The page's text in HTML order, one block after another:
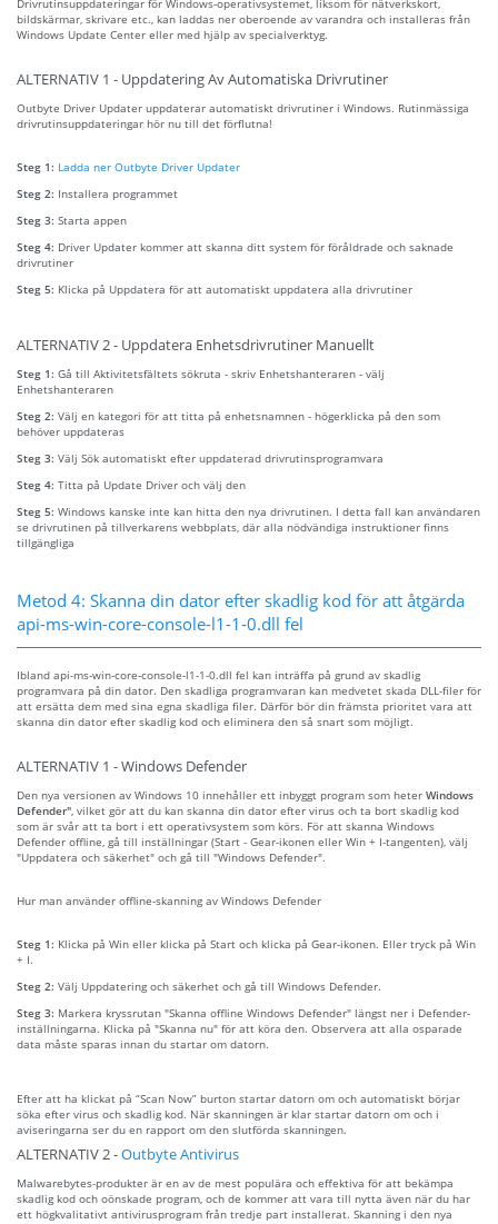
bildskärmar, skrivare etc., kan laddas ner oberoende av varandra och installeras från
Windows Update Center eller med hjälp av specialverktyg.
ALTERNATIV 1 - Uppdatering Av Automatiska Drivrutiner
Outbyte Driver Updater uppdaterar automatiskt drivrutiner i Windows. Rutinmässiga
drivrutinsuppdateringar hör nu till det förflutna!
Steg 1: Ladda ner Outbyte Driver Updater
Steg 2: Installera programmet
Steg 3: Starta appen
Steg 4: Driver Updater kommer att skanna ditt system för föråldrade och saknade
drivrutiner
Steg 5: Klicka på Uppdatera för att automatiskt uppdatera alla drivrutiner
ALTERNATIV 2 - Uppdatera Enhetsdrivrutiner Manuellt
Steg 1: Gå till Aktivitetsfältets sökruta - skriv Enhetshanteraren - välj
Enhetshanteraren
Steg 2: Välj en kategori för att titta på enhetsnamnen - högerklicka på den som
behöver uppdateras
Steg 3: Välj Sök automatiskt efter uppdaterad drivrutinsprogramvara
Steg 4: Titta på Update Driver och välj den
Steg 5: Windows kanske inte kan hitta den nya drivrutinen. I detta fall kan användaren
se drivrutinen på tillverkarens webbplats, där alla nödvändiga instruktioner finns
tillgängliga
Metod 4: Skanna din dator efter skadlig kod för att åtgärda
api-ms-win-core-console-l1-1-0.dll fel
Ibland api-ms-win-core-console-l1-1-0.dll fel kan inträffa på grund av skadlig
programvara på din dator. Den skadliga programvaran kan medvetet skada DLL-filer för
att ersätta dem med sina egna skadliga filer. Därför bör din främsta prioritet vara att
skanna din dator efter skadlig kod och eliminera den så snart som möjligt.
ALTERNATIV 1 - Windows Defender
Den nya versionen av Windows 10 innehåller ett inbyggt program som heter Windows
Defender" , vilket gör att du kan skanna din dator efter virus och ta bort skadlig kod
som är svår att ta bort i ett operativsystem som körs. För att skanna Windows
Defender offline, gå till inställningar (Start - Gear-ikonen eller Win + I-tangenten), välj
"Uppdatera och säkerhet" och gå till "Windows Defender".
Hur man använder offline-skanning av Windows Defender
Steg 1: Klicka på Win eller klicka på Start och klicka på Gear-ikonen. Eller tryck på Win
+ I.
Steg 2: Välj Uppdatering och säkerhet och gå till Windows Defender.
Steg 3: Markera kryssrutan "Skanna offline Windows Defender" längst ner i Defender-
inställningarna. Klicka på "Skanna nu" för att köra den. Observera att alla osparade
data måste sparas innan du startar om datorn.
Efter att ha klickat på “Scan Now” burton startar datorn om och automatiskt börjar
söka efter virus och skadlig kod. När skanningen är klar startar datorn om och i
aviseringarna ser du en rapport om den slutförda skanningen.
ALTERNATIV 2 -Outbyte Antivirus
Malwarebytes-produkter är en av de mest populära och effektiva för att bekämpa
skadlig kod och oönskade program, och de kommer att vara till nytta även när du har
ett högkvalitativt antivirusprogram från tredje part installerat. Skanning i den nya